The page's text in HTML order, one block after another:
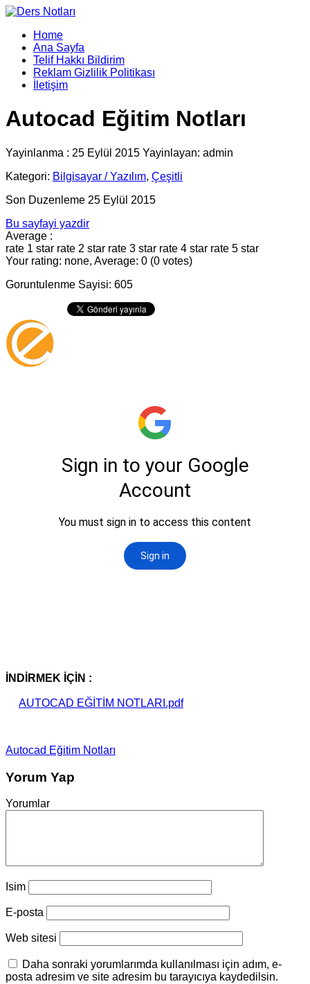
Home
Ana Sayfa
Telif Hakkı Bildirim
Reklam Gizlilik Politikası
İletişim
Autocad Eğitim Notları
Yayinlanma : 25 Eylül 2015 Yayinlayan: admin
Kategori: Bilgisayar / Yazılım, Çeşitli
Son Duzenleme 25 Eylül 2015
Bu sayfayi yazdir
Average :
rate 1 star rate 2 star rate 3 star rate 4 star rate 5 star
Your rating: none, Average: 0 (0 votes)
Goruntulenme Sayisi: 605
İNDİRMEK İÇİN :
AUTOCAD EĞİTİM NOTLARI.pdf
Autocad Eğitim Notları
Yorum Yap
Yorumlar
Isim
E-posta
Web sitesi
Daha sonraki yorumlarımda kullanılması için adım, e-
posta adresim ve site adresim bu tarayıcıya kaydedilsin.